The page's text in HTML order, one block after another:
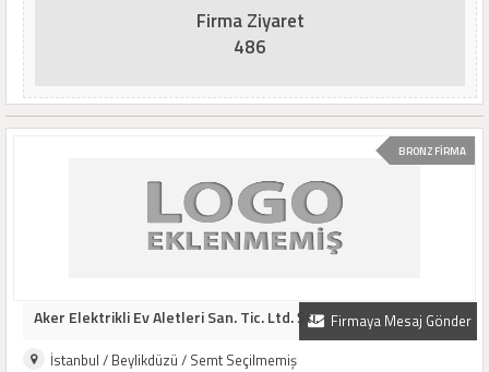
Firma Ziyaret
486
BRONZ FİRMA
Firmaya Mesaj Gönder
Aker Elektrikli Ev Aletleri San. Tic. Ltd. Şti.
İstanbul / Beylikdüzü / Semt Seçilmemiş